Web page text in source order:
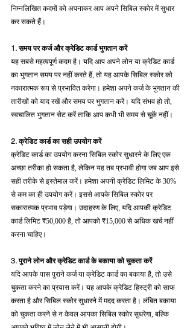
निम्नलिखित कदमों को अपनाकर आप अपने सिबिल स्कोर में सुधार
कर सकते हैं।
1. समय पर कर्ज और क्रेडिट कार्ड भुगतान करें
यह सबसे महत्वपूर्ण कदम है। यदि आप अपने लोन या क्रेडिट कार्ड
का भुगतान समय पर नहीं करते हैं, तो यह आपके सिबिल स्कोर को
नकारात्मक रूप से प्रभावित करेगा। हमेशा अपने कर्ज के भुगतान की
तारीखों को याद रखें और समय पर भुगतान करें। यदि संभव हो तो,
स्वचालित भुगतान सेट करें ताकि आप कभी भी समय से चूकें नहीं।
2. क्रेडिट कार्ड का सही उपयोग करें
क्रेडिट कार्ड का उपयोग करना सिबिल स्कोर सुधारने के लिए एक
अच्छा तरीका हो सकता है, लेकिन यह तब प्रभावी होगा जब आप इसे
सही तरीके से इस्तेमाल करें। हमेशा अपनी क्रेडिट लिमिट के 30%
से कम का ही उपयोग करें। इससे आपके सिबिल स्कोर पर
सकारात्मक प्रभाव पड़ेगा। उदाहरण के लिए, यदि आपकी क्रेडिट
कार्ड लिमिट ₹50,000 है, तो आपको ₹15,000 से अधिक खर्च नहीं
करना चाहिए।
3. पुराने लोन और क्रेडिट कार्ड के बकाया को चुकता करें
यदि आपके पास पुराने कर्ज या क्रेडिट कार्ड का बकाया है, तो उसे
चुकता करने का प्रयास करें। यह आपके क्रेडिट हिस्ट्री को साफ
करता है और सिबिल स्कोर सुधारने में मदद करता है। लंबित बकाया
को चुकता करने से न केवल आपका सिबिल स्कोर सुधरेगा, बल्कि